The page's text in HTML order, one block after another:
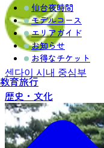
仙台夜時間
モデルコース
エリアガイド
お知らせ
お得なチケット
教育旅行
센다이 시내 중심부
歴史・文化